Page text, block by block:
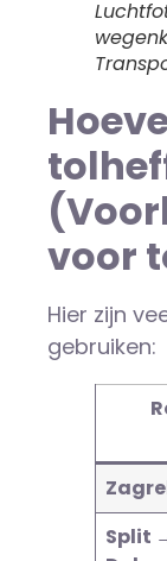
voor
Hier zijn
gebruiken:
Split